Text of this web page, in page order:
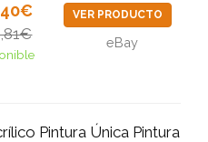
VER PRODUCTO
eBay
Pintura Única Pintura